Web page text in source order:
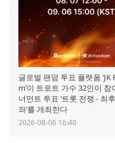
글로벌 팬덤 투표 플랫폼 ‘JK
m’이 트로트 가수 32인이 참
너먼트 투표 ‘트롯 전쟁 - 최
좌’를 개최한다
2026-08-06 16:40